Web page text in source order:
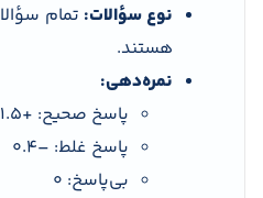
نوع سؤالات: تمام
هستند.
نمره‌دهی:
پاسخ صحیح: +1.5
پاسخ غلط: –0.4
بی‌پاسخ: 0